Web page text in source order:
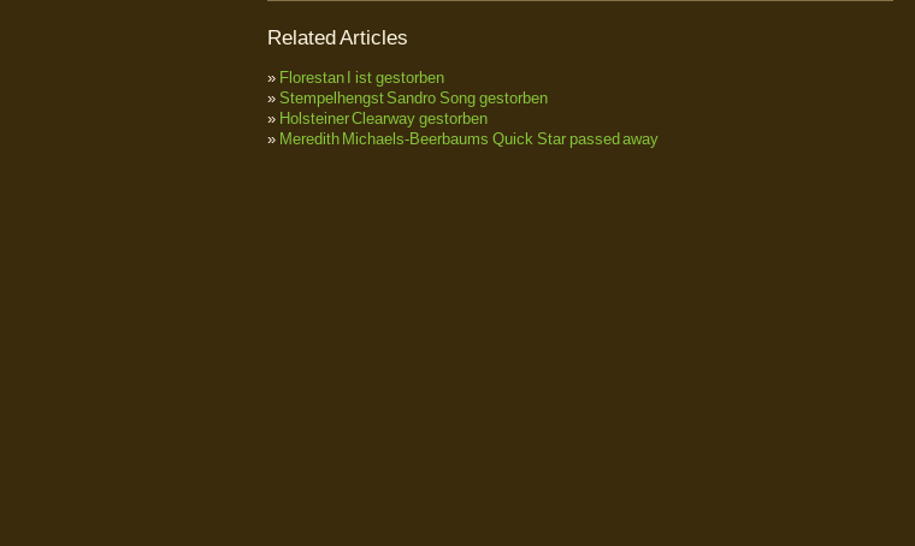
Related Articles
» Florestan I ist gestorben
» Stempelhengst Sandro Song gestorben
» Holsteiner Clearway gestorben
» Meredith Michaels-Beerbaums Quick Star passed away